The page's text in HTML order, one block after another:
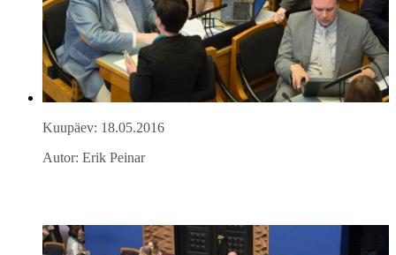
Kuupäev: 18.05.2016
Autor: Erik Peinar